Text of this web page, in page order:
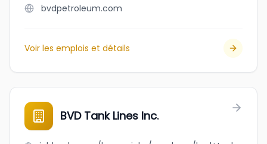
bvdpetroleum.com
Voir les emplois et détails
BVD Tank Lines Inc.